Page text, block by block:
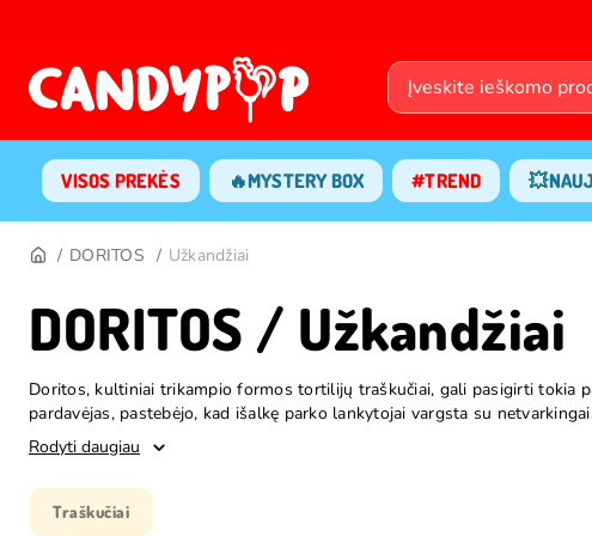
VISOS PREKĖS 🔥MYSTERY BOX #TREND
DORITOS Užkandžiai
DORITOS / Užkandžiai
Doritos, kultiniai trikampio formos tortilijų traškučiai, gali pasigirti tokia
pardavėjas, pastebėjo, kad išalkę parko lankytojai vargsta su
tortilijų traškučius, pagardintus aštriu mišiniu. Taip gimė šis legendinis
Originalaus skonio Dispensa pavadinimas kilo iš ispanų kalbos žodžio
1974 m. iki šalto Cool Ranch 1982 m. Doritos tapo drąsių skonio
linijos traškučiais, kuriems tiesiog neįmanoma atsispirti.
Rodyti daugiau
Traškučiai